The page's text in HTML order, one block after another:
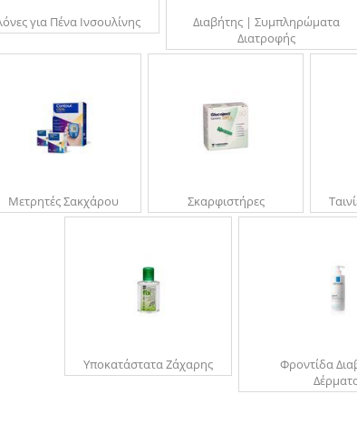
για Πένα Ινσουλίνης
Διαβήτης | Συμπληρώματα
Διατροφής
Μετρητές Σακχάρου Σκαρφιστήρες
Υποκατάστατα Ζάχαρης
Φροντίδα